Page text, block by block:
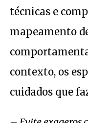
técnicas e
mapeamento
contexto, os
cuidados que